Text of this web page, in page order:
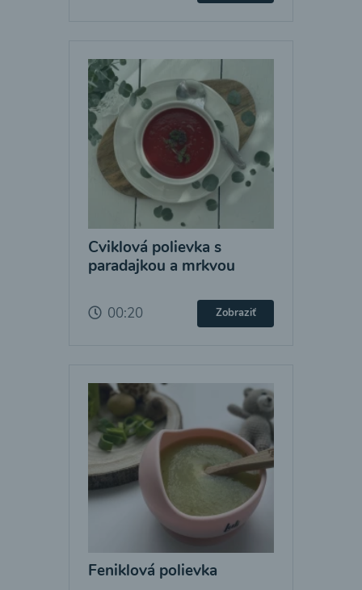
Cviklová polievka s
paradajkou a mrkvou
00:20 Zobraziť
Feniklová polievka